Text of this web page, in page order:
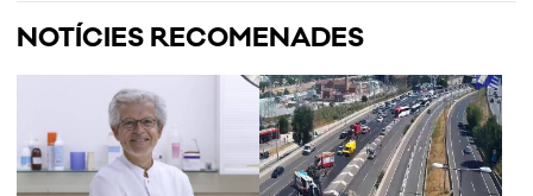
NOTÍCIES RECOMENADES